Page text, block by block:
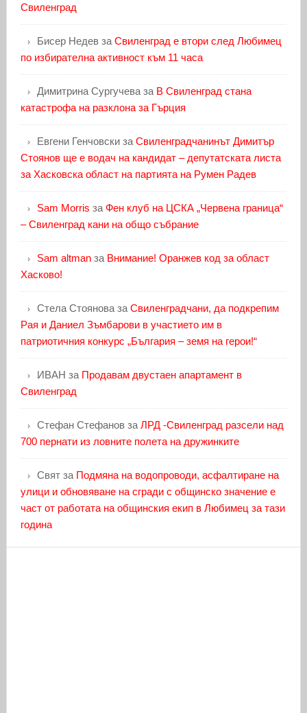
Свиленград
Бисер Недевза Свиленград е втори след Любимец
по избирателна активност към 11 часа
Димитрина Сургучеваза В Свиленград стана
катастрофа на разклона за Гърция
Евгени Генчовскиза Свиленградчанинът Димитър
Стоянов ще е водач на кандидат – депутатската листа
за Хасковска област на партията на Румен Радев
Sam Morris за Фен клуб на ЦСКА „Червена граница“
– Свиленград кани на общо събрание
Sam altmanза Внимание! Оранжев код за област
Хасково!
Стела Стояноваза Свиленградчани, да подкрепим
Рая и Даниел Зъмбарови в участието им в
патриотичния конкурс „България – земя на герои!“
ИВАН за Продавам двустаен апартамент в
Свиленград
Стефан Стефановза ЛРД -Свиленград разсели над
700 пернати из ловните полета на дружинките
Святза Подмяна на водопроводи, асфалтиране на
улици и обновяване на сгради с общинско значение е
част от работата на общинския екип в Любимец за тази
година